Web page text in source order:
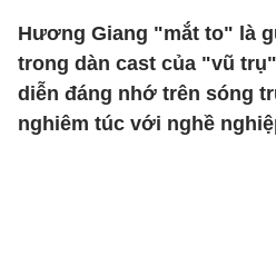
Hương Giang "mắt to" là
trong dàn cast của "vũ
diễn đáng nhớ trên sóng
nghiêm túc với nghề